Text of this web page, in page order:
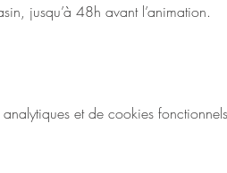
jusqu’à 48h avant l’animation.
et de cookies